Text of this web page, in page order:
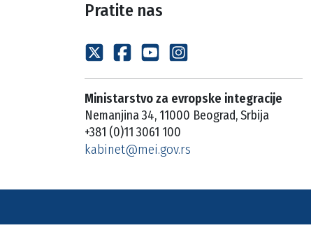
Pratite nas
Ministarstvo za evropske integracije
Nemanjina 34, 11000 Beograd, Srbija
+381 (0)11 3061 100
kabinet@mei.gov.rs